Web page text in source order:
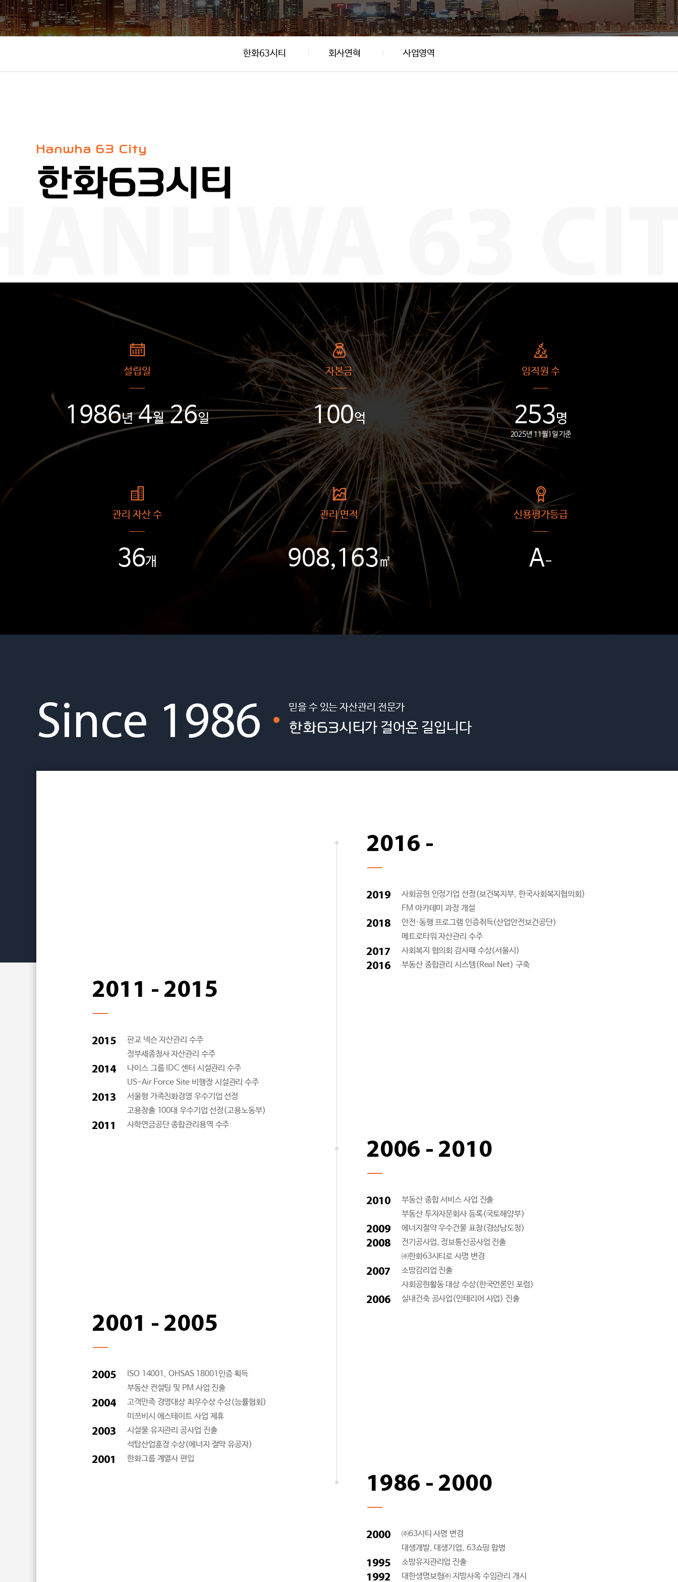
한화63시티 회사연혁 사업영역
Hanwha 63 City
한화63시티
설립일
1986년4월26일
자본금
100억
임직원 수
253명
2025년 11월1일 기준
관리 자산 수
36개
관리 면적
908,163㎡
신용평가등급
A-
Since 1986 믿을 수 있는 자산관리 전문가
한화63시티가 걸어온 길입니다
2016 -
2019
사회공헌 인정기업 선정(보건복지부, 한국사회복지협의회)
FM 아카데미 과정 개설
2018
안전·동행 프로그램 인증취득(산업안전보건공단)
메트로타워 자산관리 수주
2017 사회복지 협의회 감사패 수상(서울시)
2016 부동산 종합관리 시스템(Real Net) 구축
2011 - 2015
2015
판교 넥슨 자산관리 수주
정부세종청사 자산관리 수주
2014
나이스 그룹 IDC 센터 시설관리 수주
US-Air Force Site 비행장 시설관리 수주
2013
서울형 가족친화경영 우수기업 선정
고용창출 100대 우수기업 선정(고용노동부)
2011 사학연금공단 종합관리용역 수주
2006 - 2010
2010
부동산 종합 서비스 사업 진출
부동산 투자자문회사 등록(국토해양부)
2009 에너지절약 우수건물 표창(경상남도청)
2008
전기공사업, 정보통신공사업 진출
㈜한화63시티로 사명 변경
2007
소방감리업 진출
사회공헌활동 대상 수상(한국언론인 포럼)
2006 실내건축 공사업(인테리어 사업) 진출
2001 - 2005
2005
ISO 14001, OHSAS 18001인증 획득
부동산 컨설팅 및 PM 사업 진출
2004
고객만족 경영대상 최우수상 수상(능률협회)
미쯔비시 에스테이트 사업 제휴
2003
시설물 유지관리 공사업 진출
석탑산업훈장 수상(에너지 절약 유공자)
2001 한화그룹 계열사 편입
1986 - 2000
2000
㈜63시티 사명 변경
대생개발, 대생기업, 63쇼핑 합병
1995 소방유지관리업 진출
1992 대한생명보험㈜ 지방사옥 수임관리 개시